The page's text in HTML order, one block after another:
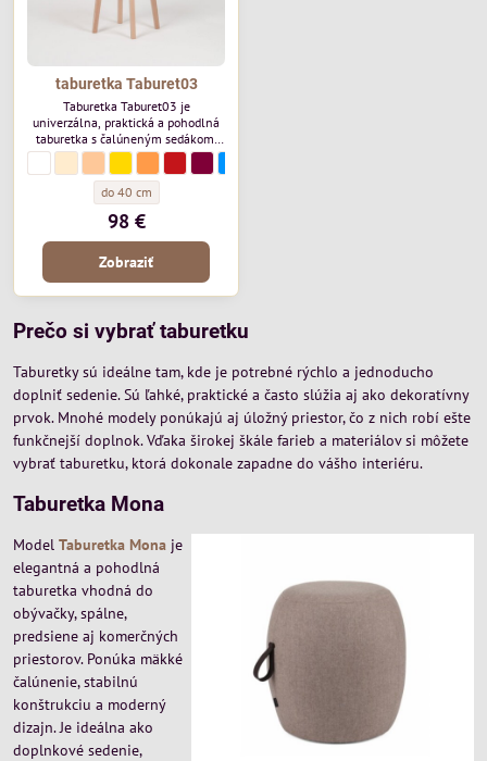
taburetka Taburet03
Taburetka Taburet03 je
univerzálna, praktická a pohodlná
taburetka s čalúneným sedákom,
vhodná do domácností, reštaurácií,
kuchýň, barov aj spoločenských
priestorov. Vďaka svojmu
jednoduchému dizajnu a pevnej
konštrukcii ponúka spoľahlivé
taburetka Taburet03 - Šírka sedáku:
do 40 cm
98 €
Zobraziť
Prečo si vybrať taburetku
Taburetky sú ideálne tam, kde je potrebné rýchlo a jednoducho
doplniť sedenie. Sú ľahké, praktické a často slúžia aj ako dekoratívny
prvok. Mnohé modely ponúkajú aj úložný priestor, čo z nich robí ešte
funkčnejší doplnok. Vďaka širokej škále farieb a materiálov si môžete
vybrať taburetku, ktorá dokonale zapadne do vášho interiéru.
Taburetka Mona
Model Taburetka Mona je
elegantná a pohodlná
taburetka vhodná do
obývačky, spálne,
predsiene aj komerčných
priestorov. Ponúka mäkké
čalúnenie, stabilnú
konštrukciu a moderný
dizajn. Je ideálna ako
doplnkové sedenie,